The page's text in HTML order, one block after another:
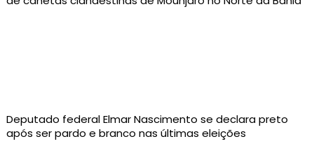
Deputado federal Elmar Nascimento se declara preto
após ser pardo e branco nas últimas eleições